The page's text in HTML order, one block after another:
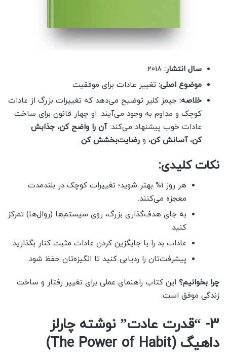
سال انتشار:
موضوع اصلی: تغییر عادات برای موفقیت
خلاصه: جیمز کلیر توضیح می‌دهد که تغییرات بزرگ از عادات
کوچک و مداوم به وجود می‌آیند. او چهار قانون برای ساخت
عادات خوب پیشنهاد می‌کند:آن را واضح کن، جذابش
کن،آسانش کن، و رضایت‌بخشش کن.
نکات کلیدی:
هر روز 1% بهتر شوید؛ تغییرات کوچک در بلندمدت
معجزه می‌کنند.
به جای هدف‌گذاری بزرگ، روی سیستم‌ها (روال‌ها) تمرکز
کنید.
عادات بد را با جایگزین کردن عادات مثبت کنار بگذارید.
پیشرفت‌تان را ردیابی کنید تا انگیزه‌تان حفظ شود.
چرا بخوانیم؟ این کتاب راهنمای عملی برای تغییر رفتار و ساخت
زندگی موفق است.
3- “قدرت عادت” نوشته چارلز
داهیگ (The Power of Habit)